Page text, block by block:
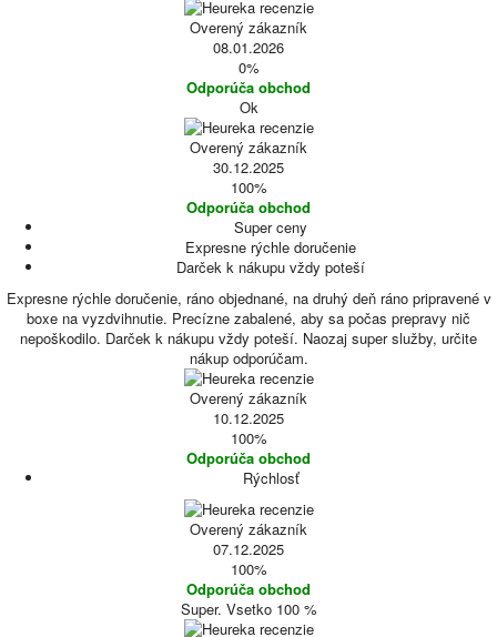
Overený zákazník
08.01.2026
0%
Odporúča obchod
Ok
Overený zákazník
30.12.2025
100%
Odporúča obchod
Super ceny
Expresne rýchle doručenie
Darček k nákupu vždy poteší
Expresne rýchle doručenie, ráno objednané, na druhý deň ráno pripravené v
boxe na vyzdvihnutie. Precízne zabalené, aby sa počas prepravy nič
nepoškodilo. Darček k nákupu vždy poteší. Naozaj super služby, určite
nákup odporúčam.
Overený zákazník
10.12.2025
100%
Odporúča obchod
Rýchlosť
Overený zákazník
07.12.2025
100%
Odporúča obchod
Super. Vsetko 100 %